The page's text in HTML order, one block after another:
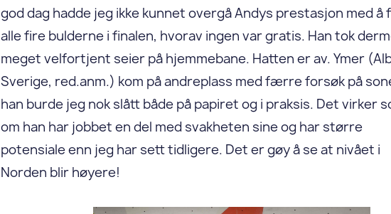
god dag hadde jeg ikke kunnet overgå Andys prestasjon med å
alle fire bulderne i finalen, hvorav ingen var gratis. Han tok
meget velfortjent seier på hjemmebane. Hatten er av. Ymer
Sverige, red.anm.) kom på andreplass med færre forsøk på
han burde jeg nok slått både på papiret og i praksis. Det virker
om han har jobbet en del med svakheten sine og har større
potensiale enn jeg har sett tidligere. Det er gøy å se at nivået i
Norden blir høyere!